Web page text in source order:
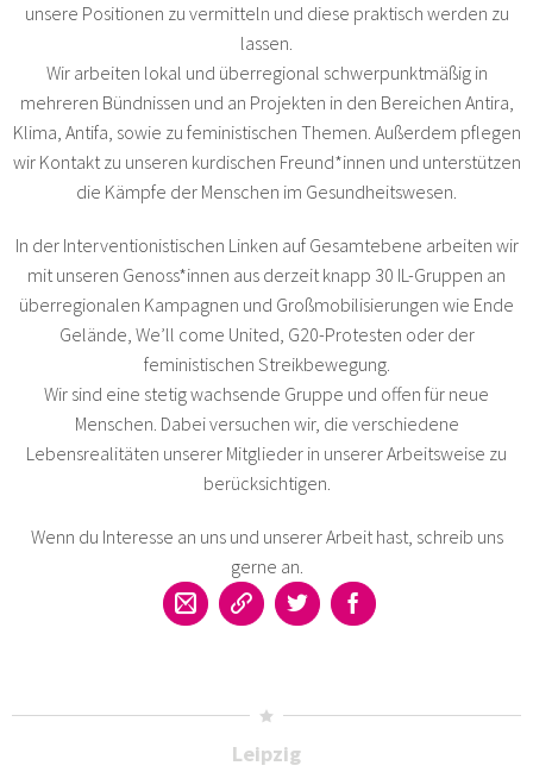
unsere Positionen zu vermitteln und diese praktisch werden zu
lassen.
Wir arbeiten lokal und überregional schwerpunktmäßig in
mehreren Bündnissen und an Projekten in den Bereichen Antira,
Klima, Antifa, sowie zu feministischen Themen. Außerdem pflegen
wir Kontakt zu unseren kurdischen Freund*innen und unterstützen
die Kämpfe der Menschen im Gesundheitswesen.
In der Interventionistischen Linken auf Gesamtebene arbeiten wir
mit unseren Genoss*innen aus derzeit knapp 30 IL-Gruppen an
überregionalen Kampagnen und Großmobilisierungen wie Ende
Gelände, We’ll come United, G20-Protesten oder der
feministischen Streikbewegung.
Wir sind eine stetig wachsende Gruppe und offen für neue
Menschen. Dabei versuchen wir, die verschiedene
Lebensrealitäten unserer Mitglieder in unserer Arbeitsweise zu
berücksichtigen.
Wenn du Interesse an uns und unserer Arbeit hast, schreib uns
gerne an.
Leipzig